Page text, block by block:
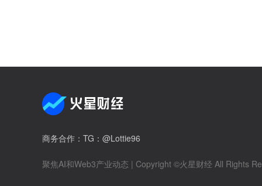
商务合作 ：TG：@Lottie96
聚焦AI和Web3产业动态 | Copyright ©火星财经 All Rights